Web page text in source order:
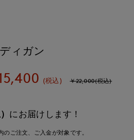
ィガン
(税込) ￥22,000(税込)
にお届けします！
のご注文、ご入金が対象です。